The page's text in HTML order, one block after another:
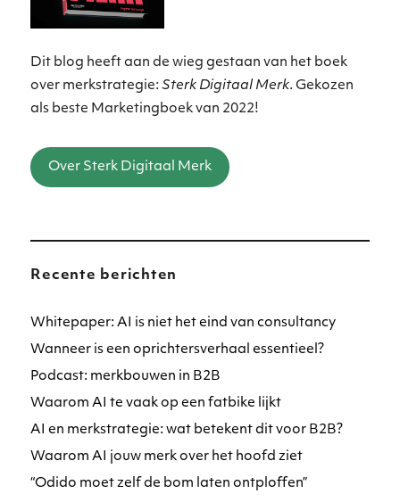
Dit blog heeft aan de wieg gestaan van het boek
over merkstrategie:Sterk Digitaal Merk. Gekozen
als beste Marketingboek van 2022!
Over Sterk Digitaal Merk
Recente berichten
Whitepaper: AI is niet het eind van consultancy
Wanneer is een oprichtersverhaal essentieel?
Podcast: merkbouwen in B2B
Waarom AI te vaak op een fatbike lijkt
AI en merkstrategie: wat betekent dit voor B2B?
Waarom AI jouw merk over het hoofd ziet
“Odido moet zelf de bom laten ontploffen”